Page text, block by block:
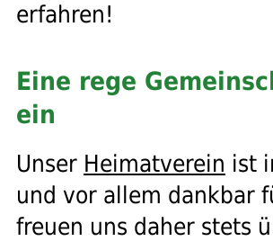
erfahren!
Eine rege
ein
Unser Heimatverein ist
und vor allem dankbar
freuen uns daher stets